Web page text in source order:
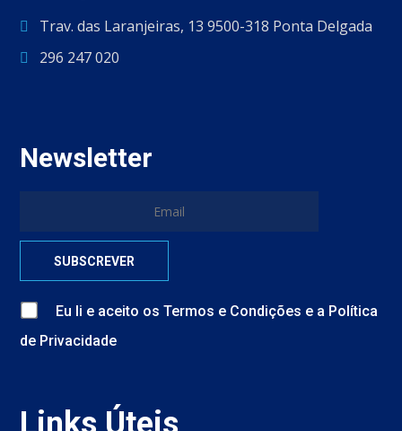
Trav. das Laranjeiras, 13 9500-318 Ponta Delgada
296 247 020
Newsletter
Eu li e aceito osTermos e Condições e a Política
de Privacidade